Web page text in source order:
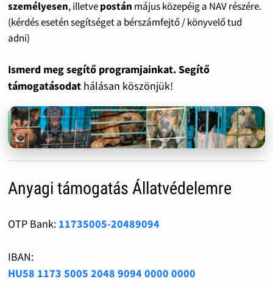
személyesen, illetvepostán május közepéig a NAV részére.
(kérdés esetén segítséget a bérszámfejtő / könyvelő tud
adni)
Ismerd meg segítő programjainkat. Segítő
támogatásodat hálásan köszönjük!
Anyagi támogatás Állatvédelemre
OTP Bank: 11735005-20489094
IBAN:
HU58 1173 5005 2048 9094 0000 0000